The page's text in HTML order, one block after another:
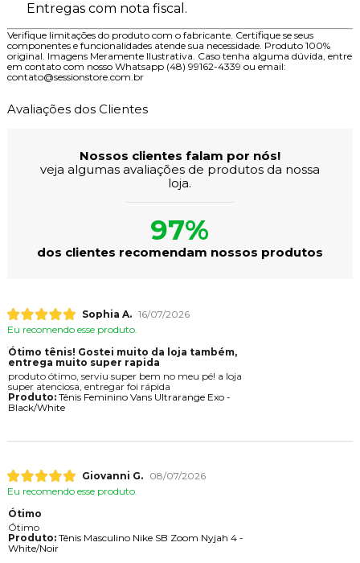
Entregas com nota fiscal.
Verifique limitações do produto com o fabricante. Certifique se seus
componentes e funcionalidades atende sua necessidade. Produto 100%
original. Imagens Meramente Ilustrativa. Caso tenha alguma dúvida, entre
em contato com nosso Whatsapp (48) 99162-4339 ou email:
contato@sessionstore.com.br
Avaliações dos Clientes
Nossos clientes falam por nós!
veja algumas avaliações de produtos da nossa
loja.
97%
dos clientes recomendam nossos produtos
Sophia A. 16/07/2026
Eu recomendo esse produto.
Ótimo tênis! Gostei muito da loja também,
entrega muito super rapida
produto ótimo, serviu super bem no meu pé! a loja
super atenciosa, entregar foi rápida
Produto:Tênis Feminino Vans Ultrarange Exo -
Black/White
Giovanni G.
08/07/2026
Eu recomendo esse produto.
Ótimo
Ótimo
Produto:Tênis Masculino Nike SB Zoom Nyjah 4 -
White/Noir